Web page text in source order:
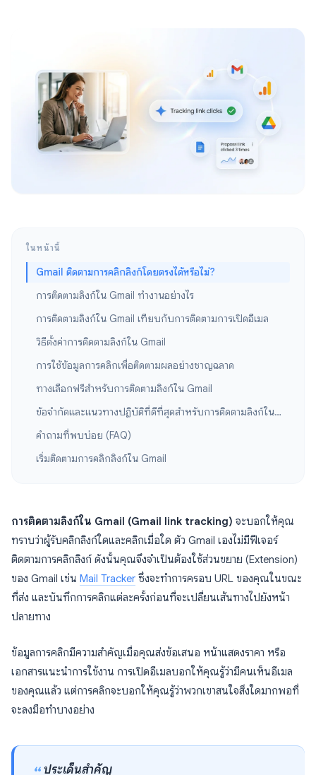
ในหน้านี้
Gmail ติดตามการคลิกลิงก์โดยตรงได้หรือไม่?
การติดตามลิงก์ใน Gmail ทำงานอย่างไร
การติดตามลิงก์ใน Gmail เทียบกับการติดตามการเปิดอีเมล
วิธีตั้งค่าการติดตามลิงก์ใน Gmail
การใช้ข้อมูลการคลิกเพื่อติดตามผลอย่างชาญฉลาด
ทางเลือกฟรีสำหรับการติดตามลิงก์ใน Gmail
ข้อจำกัดและแนวทางปฏิบัติที่ดีที่สุดสำหรับการติดตามลิงก์ใน Gmail
คำถามที่พบบ่อย (FAQ)
เริ่มติดตามการคลิกลิงก์ใน Gmail
การติดตามลิงก์ใน Gmail (Gmail link tracking) จะบอกให้คุณ
ทราบว่าผู้รับคลิกลิงก์ใดและคลิกเมื่อใด ตัว Gmail เองไม่มีฟีเจอร์
ติดตามการคลิกลิงก์ ดังนั้นคุณจึงจำเป็นต้องใช้ส่วนขยาย (Extension)
ของ Gmail เช่น Mail Tracker ซึ่งจะทำการครอบ URL ของคุณในขณะ
ที่ส่ง และบันทึกการคลิกแต่ละครั้งก่อนที่จะเปลี่ยนเส้นทางไปยังหน้า
ปลายทาง
ข้อมูลการคลิกมีความสำคัญเมื่อคุณส่งข้อเสนอ หน้าแสดงราคา หรือ
เอกสารแนะนำการใช้งาน การเปิดอีเมลบอกให้คุณรู้ว่ามีคนเห็นอีเมล
ของคุณแล้ว แต่การคลิกจะบอกให้คุณรู้ว่าพวกเขาสนใจสิ่งใดมากพอที่
จะลงมือทำบางอย่าง
ประเด็นสำคัญ